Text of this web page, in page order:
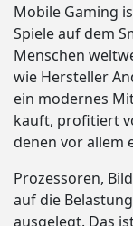
Mobile Gaming
Spiele auf dem
Menschen
wie Hersteller
ein modernes
kauft, profitiert
denen vor allem
Prozessoren,
auf die
ausgelegt. Das